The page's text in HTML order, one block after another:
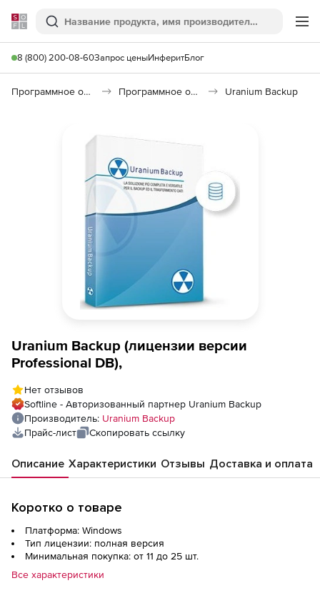
Softline
Поиск
8 (800) 200-08-60Запрос ценыИнферитБлог
Программное обеспечение для работы с файлами и дисками Программное обеспечение для резервного копирования Uranium Backup
Uranium Backup (лицензии версии
Professional DB),
Нет отзывов
Softline - Авторизованный партнер Uranium Backup
Производитель: Uranium Backup
Прайс-лист
Скопировать ссылку
Описание Характеристики Отзывы Доставка и оплата
Коротко о товаре
Платформа: Windows
Тип лицензии: полная версия
Минимальная покупка: от 11 до 25 шт.
Все характеристики